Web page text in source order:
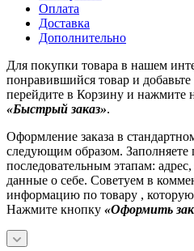
Оплата
Доставка
Дополнительно
Для покупки товара в нашем
понравившийся товар и добавьте
перейдите в Корзину и нажмите
«Быстрый заказ».
Оформление заказа в
следующим образом.
последовательным этапам:
данные о себе. Советуем в
информацию по товару ,
Нажмите кнопку «Оформить